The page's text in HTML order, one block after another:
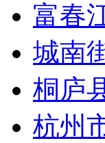
富春
城南
桐庐
杭州